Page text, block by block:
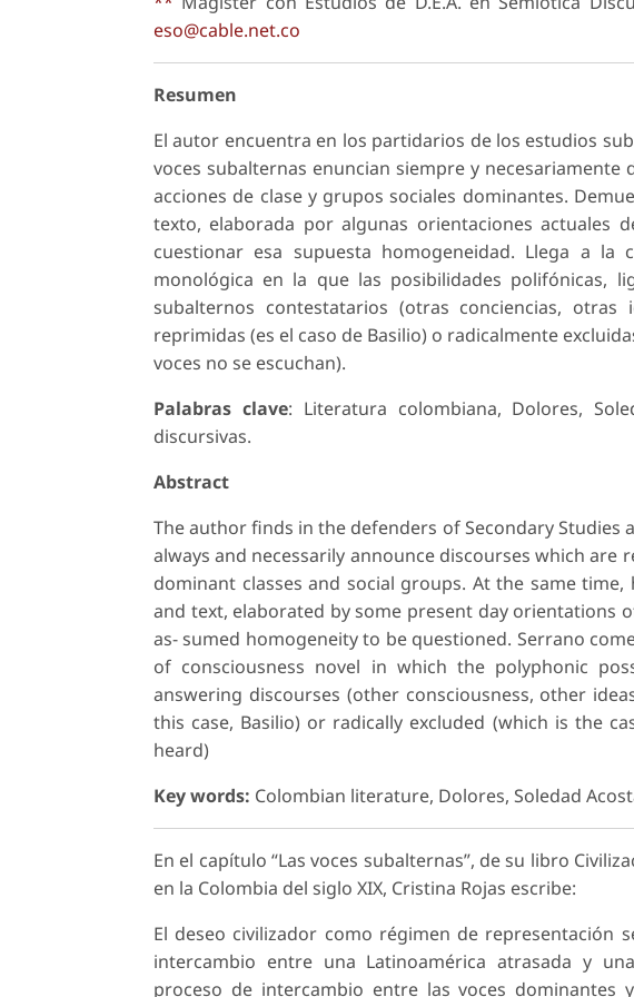
eso@cable.net.co
Resumen
El autor encuentra en los partidarios de los estudios
voces subalternas enuncian siempre y necesariamente
acciones de clase y grupos sociales dominantes.
texto, elaborada por algunas orientaciones actuales
cuestionar esa supuesta homogeneidad. Llega a
monológica en la que las posibilidades polifónicas,
subalternos contestatarios (otras conciencias,
reprimidas (es el caso de Basilio) o radicalmente
voces no se escuchan).
Palabras clave: Literatura colombiana, Dolores,
discursivas.
Abstract
The author finds in the defenders of Secondary Studies
always and necessarily announce discourses which
dominant classes and social groups. At the same
and text, elaborated by some present day orientations
as- sumed homogeneity to be questioned. Serrano
of consciousness novel in which the polyphonic
answering discourses (other consciousness, other
this case, Basilio) or radically excluded (which is the
heard)
Key words: Colombian literature, Dolores, Soledad
En el capítulo “Las voces subalternas”, de su libro
en la Colombia del siglo XIX, Cristina Rojas escribe:
El deseo civilizador como régimen de representación
intercambio entre una Latinoamérica atrasada y
proceso de intercambio entre las voces dominantes